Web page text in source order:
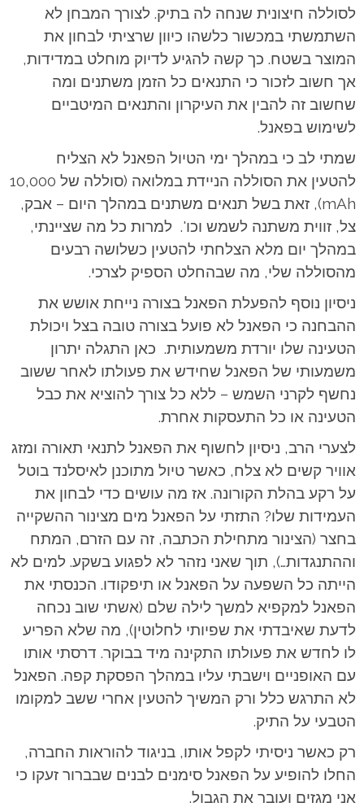
לסוללה חיצונית שנחה לה בתיק. לצורך המבחן לא
השתמשתי במכשור כלשהו כיוון שרציתי לבחון את
המוצר בשטח. כך קשה להגיע לדיוק מוחלט במדידות,
אך חשוב לזכור כי התנאים כל הזמן משתנים ומה
שחשוב זה להבין את העיקרון והתנאים המיטביים
לשימוש בפאנל.
שמתי לב כי במהלך ימי הטיול הפאנל לא הצליח
להטעין את הסוללה הניידת במלואה (סוללה של 10,000
mAh), זאת בשל תנאים משתנים במהלך היום – אבק,
צל, זווית משתנה לשמש וכו'. למרות כל מה שציינתי,
במהלך יום מלא הצלחתי להטעין כשלושה רבעים
מהסוללה שלי, מה שבהחלט הספיק לצרכי.
ניסיון נוסף להפעלת הפאנל בצורה נייחת אושש את
ההבחנה כי הפאנל לא פועל בצורה טובה בצל ויכולת
הטעינה שלו יורדת משמעותית. כאן התגלה יתרון
משמעותי של הפאנל שחידש את פעולתו לאחר ששוב
נחשף לקרני השמש – ללא כל צורך להוציא את כבל
הטעינה או כל התעסקות אחרת.
לצערי הרב, ניסיון לחשוף את הפאנל לתנאי תאורה ומזג
אוויר קשים לא צלח, כאשר טיול מתוכנן לאיסלנד בוטל
על רקע בהלת הקורונה. אז מה עושים כדי לבחון את
העמידות שלו? התזתי על הפאנל מים מצינור ההשקייה
בחצר (הצינור מתחילת הכתבה, זה עם הזרם, המתח
וההתנגדות…), תוך שאני נזהר לא לפגוע בשקע. למים לא
הייתה כל השפעה על הפאנל או תיפקודו. הכנסתי את
הפאנל למקפיא למשך לילה שלם (אשתי שוב נכחה
לדעת שאיבדתי את שפיותי לחלוטין), מה שלא הפריע
לו לחדש את פעולתו התקינה מיד בבוקר. דרסתי אותו
עם האופניים וישבתי עליו במהלך הפסקת קפה. הפאנל
לא התרגש כלל ורק המשיך להטעין אחרי ששב למקומו
הטבעי על התיק.
רק כאשר ניסיתי לקפל אותו, בניגוד להוראות החברה,
החלו להופיע על הפאנל סימנים לבנים שבברור זעקו כי
אני מגזים ועובר את הגבול.